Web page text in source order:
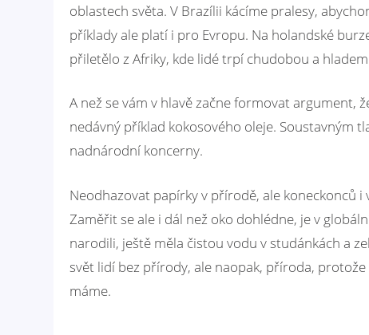
oblastech světa. V Brazílii kácíme pralesy,
příklady ale platí i pro Evropu. Na holandské
přiletělo z Afriky, kde lidé trpí chudobou a
A než se vám v hlavě začne formovat argument,
nedávný příklad kokosového oleje. Soustavným
nadnárodní koncerny.
Neodhazovat papírky v přírodě, ale koneckonců
Zaměřit se ale i dál než oko dohlédne, je v
narodili, ještě měla čistou vodu v studánkách a
svět lidí bez přírody, ale naopak, příroda,
máme.